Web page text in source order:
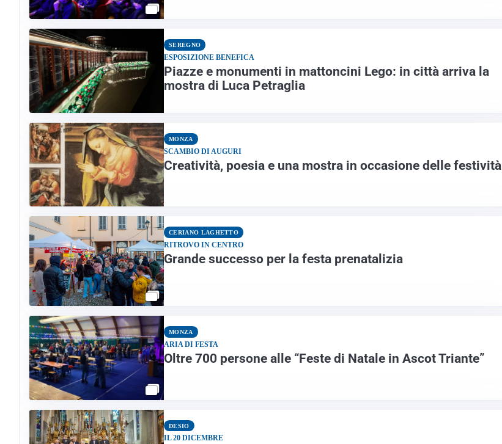
SEREGNO
ESPOSIZIONE BENEFICA
Piazze e monumenti in mattoncini Lego: in città arriva la
mostra di Luca Petraglia
MONZA
SCAMBIO DI AUGURI
Creatività, poesia e una mostra in occasione delle festività
CERIANO LAGHETTO
RITROVO IN CENTRO
Grande successo per la festa prenatalizia
MONZA
ARIA DI FESTA
Oltre 700 persone alle “Feste di Natale in Ascot Triante”
DESIO
IL 20 DICEMBRE